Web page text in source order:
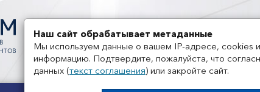
+7 495 858-52-99
Наш сайт обрабатывает метаданные
Мы используем данные о вашем IP-адресе, cookies
информацию. Подтвердите, пожалуйста, что
данных (текст соглашения) или закройте сайт.